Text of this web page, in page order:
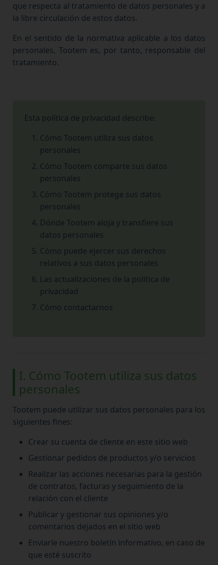
que respecta al tratamiento de datos personales y a
la libre circulación de estos datos.
En el sentido de la normativa aplicable a los datos
personales, Tootem es, por tanto, responsable del
tratamiento.
Esta política de privacidad describe:
Cómo Tootem utiliza sus datos
personales
Cómo Tootem comparte sus datos
personales
Cómo Tootem protege sus datos
personales
Dónde Tootem aloja y transfiere sus
datos personales
Cómo puede ejercer sus derechos
relativos a sus datos personales
Las actualizaciones de la política de
privacidad
Cómo contactarnos
I. Cómo Tootem utiliza sus datos
personales
Tootem puede utilizar sus datos personales para los
siguientes fines:
Crear su cuenta de cliente en este sitio web
Gestionar pedidos de productos y/o servicios
Realizar las acciones necesarias para la gestión
de contratos, facturas y seguimiento de la
relación con el cliente
Publicar y gestionar sus opiniones y/o
comentarios dejados en el sitio web
Enviarle nuestro boletín informativo, en caso de
que esté suscrito